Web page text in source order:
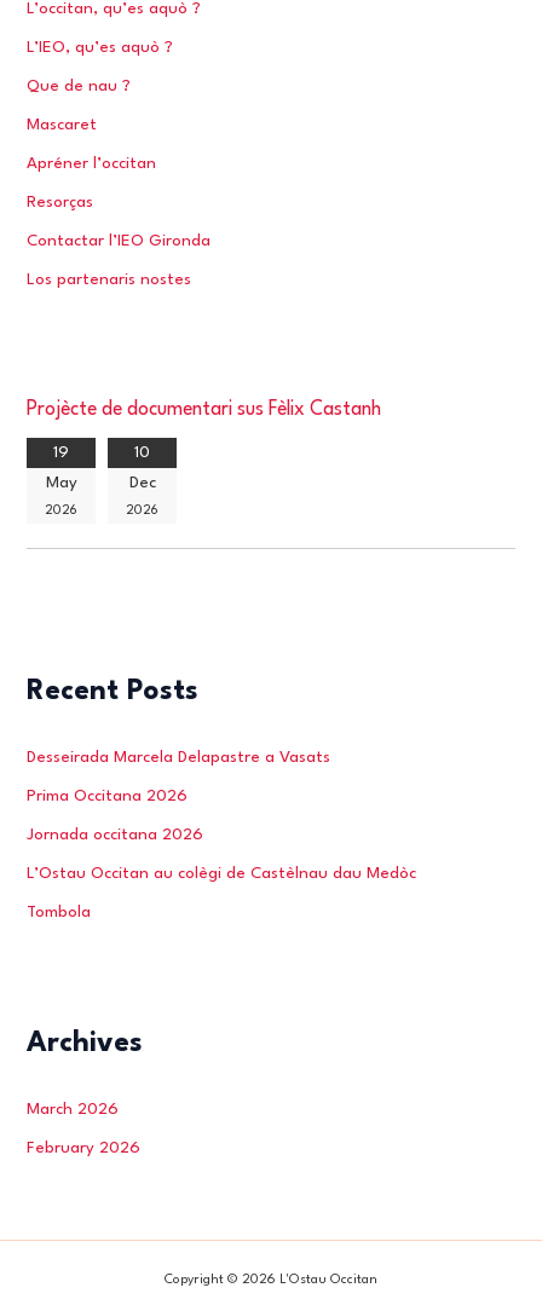
:
L’occitan, qu’es aquò ?
L’IEO, qu’es aquò ?
Que de nau ?
Mascaret
Apréner l’occitan
Resorças
Contactar l’IEO Gironda
Los partenaris nostes
Projècte de documentari sus Fèlix Castanh
19
May
2026
10
Dec
2026
Recent Posts
Desseirada Marcela Delapastre a Vasats
Prima Occitana 2026
Jornada occitana 2026
L’Ostau Occitan au colègi de Castèlnau dau Medòc
Tombola
Archives
March 2026
February 2026
Copyright © 2026 L'Ostau Occitan